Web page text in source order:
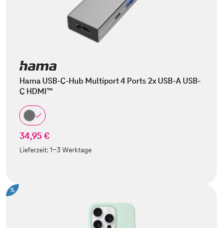
Hama USB-C-Hub Multiport 4 Ports 2x USB-A USB-
C HDMI™
34,95 €
Lieferzeit:1-3 Werktage
%